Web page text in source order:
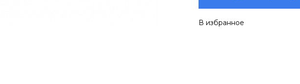
В избранное